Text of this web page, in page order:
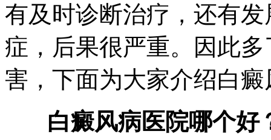
有及时诊断治疗，还有
症，后果很严重。因此
害，下面为大家介绍白
白癜风病医院哪个好